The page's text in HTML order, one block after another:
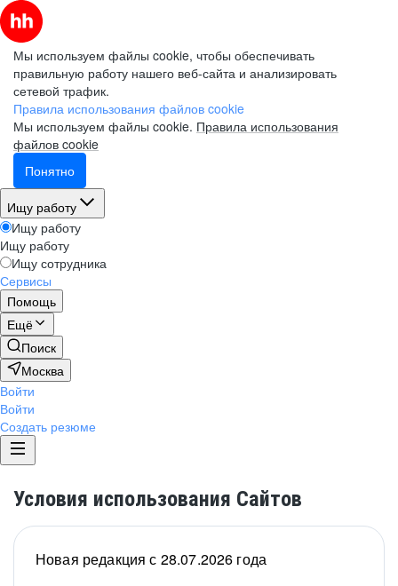
Мы используем файлы cookie, чтобы обеспечивать
правильную работу нашего веб-сайта и анализировать
сетевой трафик.
Правила использования файлов cookie
Мы используем файлы cookie. Правила использования
файлов cookie
Понятно
Ищу работу
Ищу работу
Ищу работу
Ищу сотрудника
Сервисы
Помощь
Ещё
Поиск
Москва
Войти
Войти
Создать резюме
Условия использования Сайтов
Новая редакция с 28.07.2026 года